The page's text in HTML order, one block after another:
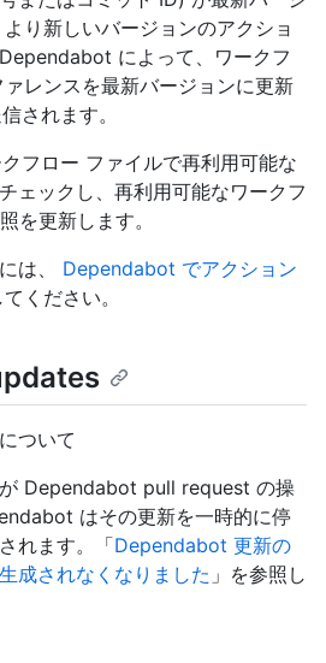
り新しいバージョンのアクショ
によって、ワークフ
レンスを最新バージョンに更新
されます。
フロー ファイルで再利用可能な
ェックし、再利用可能なワークフ
を更新します。
は、 Dependabot でアクション
ください。
ついて
Dependabot pull request の操
はその更新を一時的に停
れます。「Dependabot 更新の
成されなくなりました 」を参照し